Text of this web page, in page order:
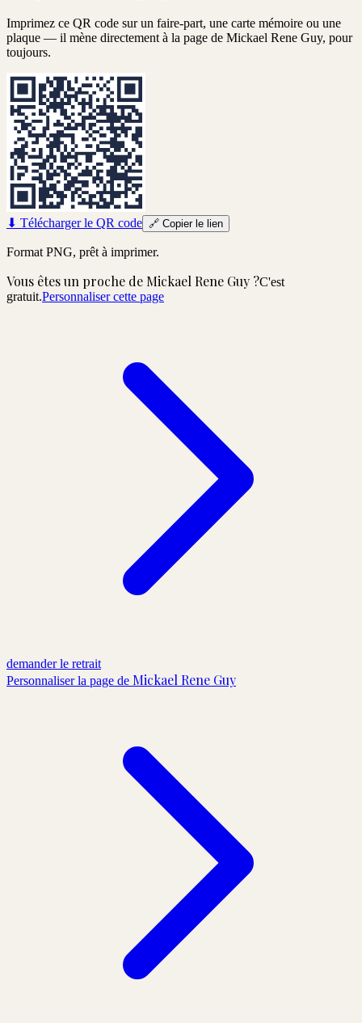
Imprimez ce QR code sur un faire-part, une carte mémoire ou une
plaque — il mène directement à la page de Mickael Rene Guy, pour
toujours.
⬇ Télécharger le QR code 🔗 Copier le lien
Format PNG, prêt à imprimer.
Vous êtes un proche de Mickael Rene Guy ?C'est
gratuit.Personnaliser cette page
demander le retrait
Personnaliser la page de Mickael Rene Guy